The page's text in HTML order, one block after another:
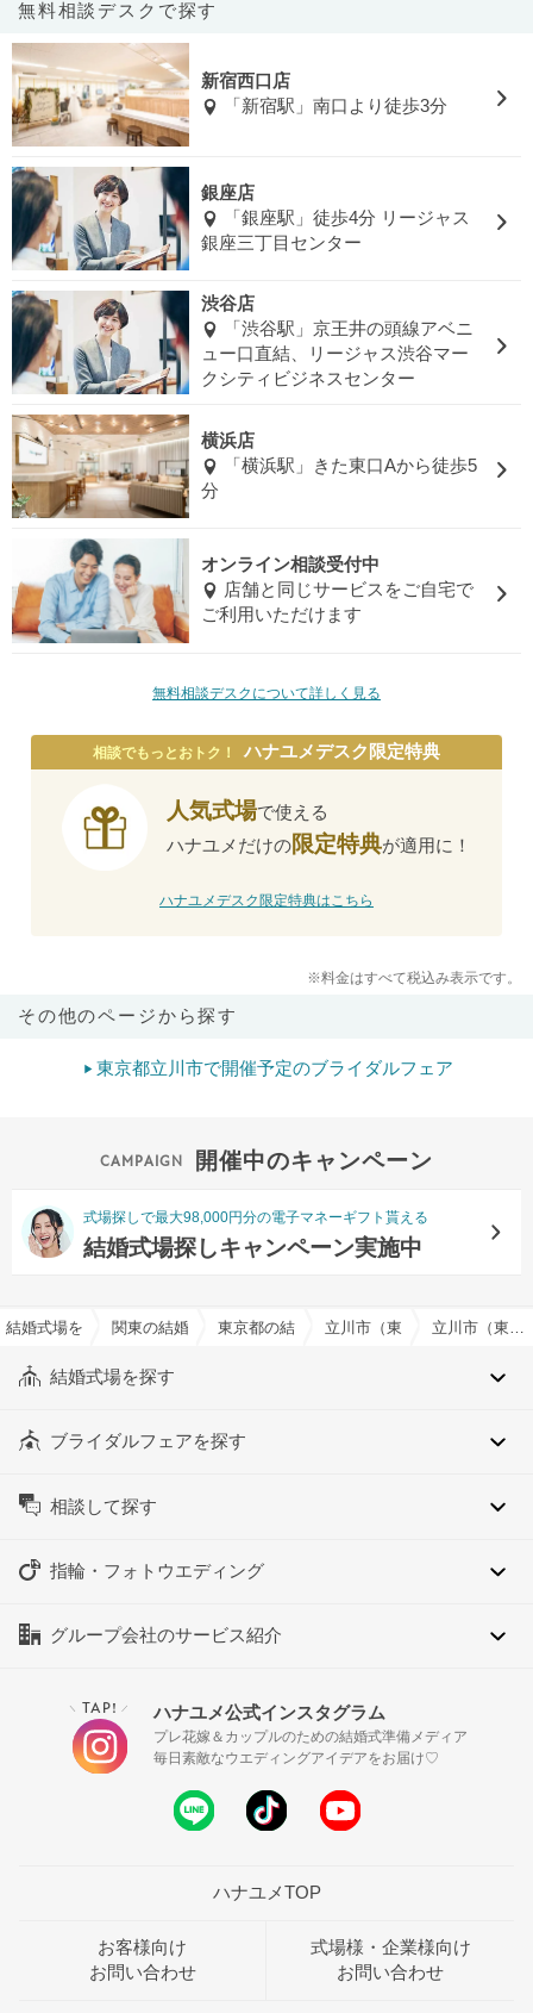
無料相談デスクで探す
新宿西口店
「新宿駅」南口より徒歩3分
銀座店
「銀座駅」徒歩4分 リージャス
銀座三丁目センター
渋谷店
「渋谷駅」京王井の頭線アベニ
ュー口直結、リージャス渋谷マー
クシティビジネスセンター
横浜店
「横浜駅」きた東口Aから徒歩5
分
オンライン相談受付中
店舗と同じサービスをご自宅で
ご利用いただけます
無料相談デスクについて詳しく見る
相談でもっとおトク！ ハナユメデスク限定特典
人気式場で使える
ハナユメだけの限定特典が適用に！
ハナユメデスク限定特典はこちら
※料金はすべて税込み表示です。
その他のページから探す
東京都立川市で開催予定のブライダルフェア
開催中のキャンペーン
式場探しで最大98,000円分の電子マネーギフト貰える
結婚式場探しキャンペーン実施中
結婚式場を探すならハナユメ
関東の結婚式場東京都の結婚式場立川市（東京都）の結婚式場
結婚式場を探す
ブライダルフェアを探す
相談して探す
指輪・フォトウエディング
グループ会社のサービス紹介
＼ TAP! ／ ハナユメ公式インスタグラム
プレ花嫁＆カップルのための結婚式準備メディア
毎日素敵なウエディングアイデアをお届け♡
ハナユメTOP
お客様向け
お問い合わせ
式場様・企業様向け
お問い合わせ